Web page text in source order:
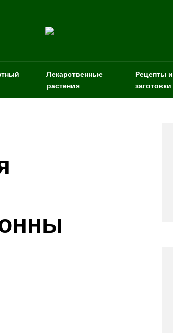
Лекарственные
растения
Рецепты и
заготовки